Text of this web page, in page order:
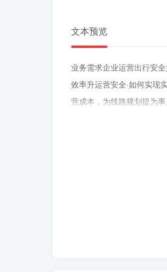
文本预览
业务需求企业运营出行安
效率升运营安全·如何实现
营成本，为线路规划提为